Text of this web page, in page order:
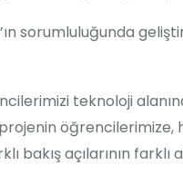
sorumluluğunda
teknoloji
bakış açılarının farklı